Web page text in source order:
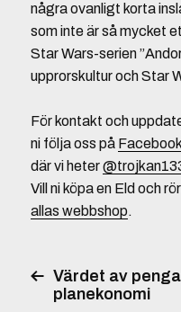
några ovanligt korta
som inte är så mycket
Star Wars-serien
upprorskultur och Star
För kontakt och
ni följa oss på Facebook
där vi heter
Vill ni köpa en Eld och
allas webbshop.
Värdet av
planekonomi